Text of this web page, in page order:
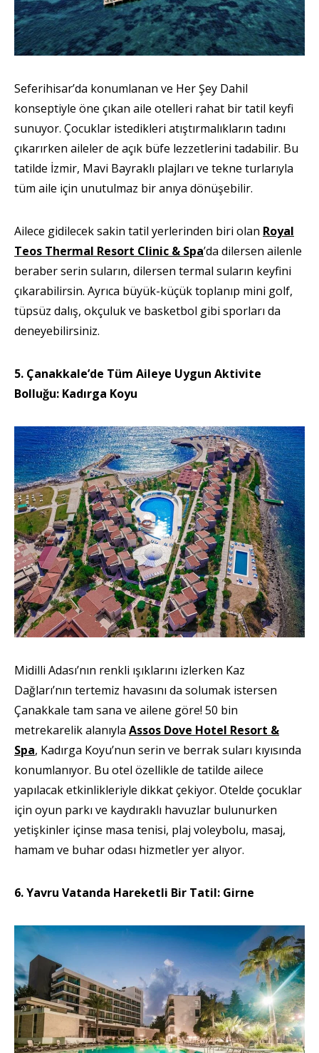
Seferihisar’da konumlanan ve Her Şey Dahil
konseptiyle öne çıkan aile otelleri rahat bir tatil keyfi
sunuyor. Çocuklar istedikleri atıştırmalıkların tadını
çıkarırken aileler de açık büfe lezzetlerini tadabilir. Bu
tatilde İzmir, Mavi Bayraklı plajları ve tekne turlarıyla
tüm aile için unutulmaz bir anıya dönüşebilir.
Ailece gidilecek sakin tatil yerlerinden biri olan Royal
Teos Thermal Resort Clinic & Spa’da dilersen ailenle
beraber serin suların, dilersen termal suların keyfini
çıkarabilirsin. Ayrıca büyük-küçük toplanıp mini golf,
tüpsüz dalış, okçuluk ve basketbol gibi sporları da
deneyebilirsiniz.
5. Çanakkale’de Tüm Aileye Uygun Aktivite
Bolluğu: Kadırga Koyu
Midilli Adası’nın renkli ışıklarını izlerken Kaz
Dağları’nın tertemiz havasını da solumak istersen
Çanakkale tam sana ve ailene göre! 50 bin
metrekarelik alanıyla Assos Dove Hotel Resort &
Spa, Kadırga Koyu’nun serin ve berrak suları kıyısında
konumlanıyor. Bu otel özellikle de tatilde ailece
yapılacak etkinlikleriyle dikkat çekiyor. Otelde çocuklar
için oyun parkı ve kaydıraklı havuzlar bulunurken
yetişkinler içinse masa tenisi, plaj voleybolu, masaj,
hamam ve buhar odası hizmetler yer alıyor.
6. Yavru Vatanda Hareketli Bir Tatil: Girne